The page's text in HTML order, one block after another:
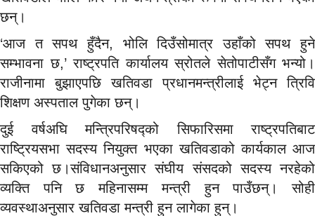
छन्।
‘आज त सपथ हुँदैन, भोलि दिउँसोमात्र उहाँको सपथ हुने
सम्भावना छ,’ राष्ट्रपति कार्यालय स्रोतले सेतोपाटीसँग भन्यो।
राजीनामा बुझाएपछि खतिवडा प्रधानमन्त्रीलाई भेट्न त्रिवि
शिक्षण अस्पताल पुगेका छन्।
दुई वर्षअघि मन्त्रिपरिषद्को सिफारिसमा राष्ट्रपतिबाट
राष्ट्रियसभा सदस्य नियुक्त भएका खतिवडाको कार्यकाल आज
सकिएको छ।संविधानअनुसार संघीय संसदको सदस्य नरहेको
व्यक्ति पनि छ महिनासम्म मन्त्री हुन पाउँछन्। सोही
व्यवस्थाअनुसार खतिवडा मन्त्री हुन लागेका हुन्।